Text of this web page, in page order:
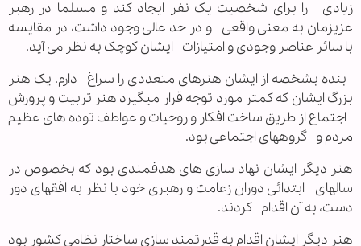
زیادی را برای شخصیت یک نفر ایجاد کند و مسلما در رهبر
عزیزمان به معنی واقعی و در حد عالی وجود داشت، در مقایسه
با سائر عناصر وجودی و امتیازات ایشان کوچک به نظر می آید.
بنده بشخصه از ایشان هنرهای متعددی را سراغ دارم. یک هنر
بزرگ ایشان که کمتر مورد توجه قرار میگیرد هنر تربیت و پرورش
اجتماع از طریق ساخت افکار و روحیات و عواطف توده های عظیم
مردم و گروههای اجتماعی بود.
هنر دیگر ایشان نهاد سازی های هدفمندی بود که بخصوص در
سالهای ابتدائی دوران زعامت و رهبری خود با نظر به افقهای دور
دست، به آن اقدام کردند.
هنر دیگر ایشان اقدام به قدرتمند سازی ساختار نظامی کشور بود